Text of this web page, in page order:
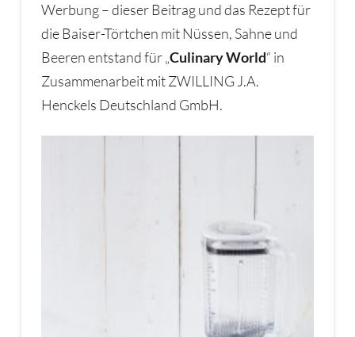
Werbung – dieser Beitrag und das Rezept für
die Baiser-Törtchen mit Nüssen, Sahne und
Beeren entstand für „Culinary World“ in
Zusammenarbeit mit ZWILLING J.A.
Henckels Deutschland GmbH.